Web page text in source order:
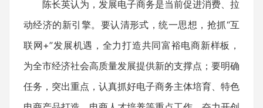
陈长英认为，发展电子商务是当前促进消费、拉
动经济的新引擎。要认清形式，统一思想，抢抓“互
联网+”发展机遇，全力打造共同富裕电商新样板，
为全市经济社会高质量发展提供新的支撑点；要明确
任务，突出重点，认真抓好电子商务主体培育、特色